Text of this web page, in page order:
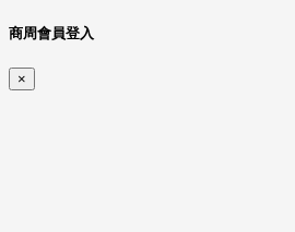
商周會員登入
×